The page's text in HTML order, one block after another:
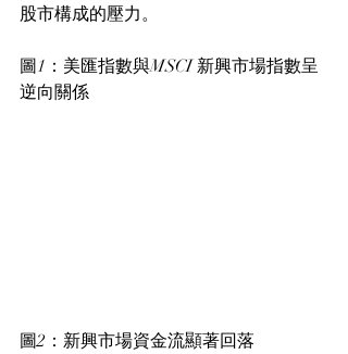
股市構成的壓力。
圖1：美匯指數與MSCI 新興市場指數呈
逆向關係
圖2：新興市場資金流顯著回落